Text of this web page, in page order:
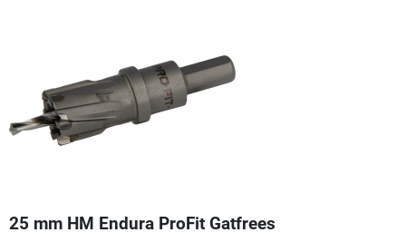
25 mm HM Endura ProFit Gatfrees